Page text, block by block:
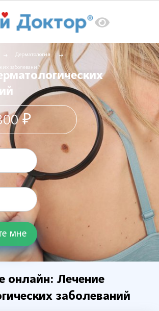
Дерматология
заболеваний
₽
онлайн: Лечение
заболеваний